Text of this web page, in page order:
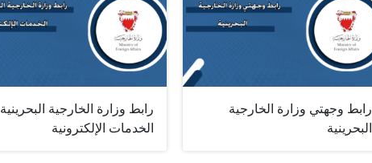
رابط وجهتي وزارة الخارجية
البحرينية
رابط وزارة الخارجية البحرينية
الخدمات الإلكترونية